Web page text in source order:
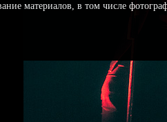
материалов, в том числе